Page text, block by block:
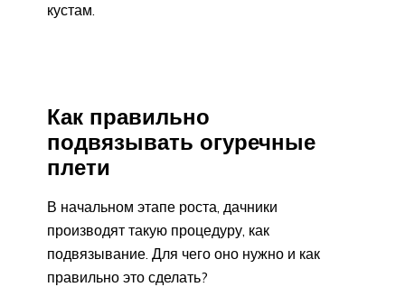
кустам.
Как правильно
подвязывать огуречные
плети
В начальном этапе роста, дачники
производят такую процедуру, как
подвязывание. Для чего оно нужно и как
правильно это сделать?